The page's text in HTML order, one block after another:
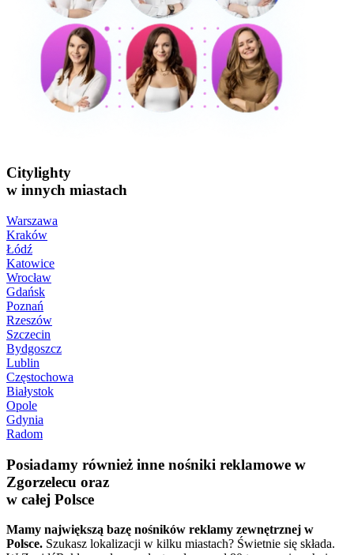
Citylighty
w innych miastach
Warszawa
Kraków
Łódź
Katowice
Wrocław
Gdańsk
Poznań
Rzeszów
Szczecin
Bydgoszcz
Lublin
Częstochowa
Białystok
Opole
Gdynia
Radom
Posiadamy również inne nośniki reklamowe w
Zgorzelecu oraz
w całej Polsce
Mamy największą bazę nośników reklamy zewnętrznej w
Polsce. Szukasz lokalizacji w kilku miastach? Świetnie się składa.